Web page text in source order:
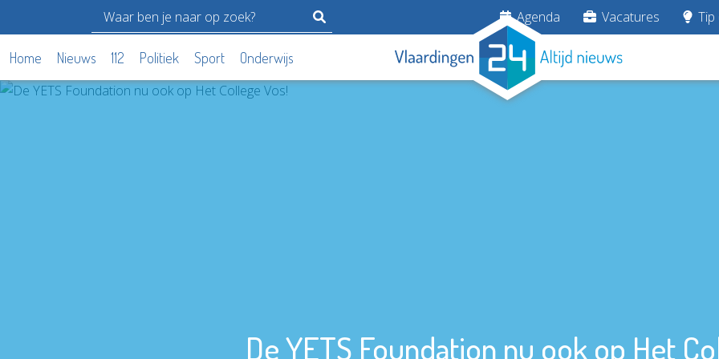
Agenda Vacatures Tip
Home Nieuws 112 Politiek Sport Onderwijs
De YETS Foundation nu ook op Het